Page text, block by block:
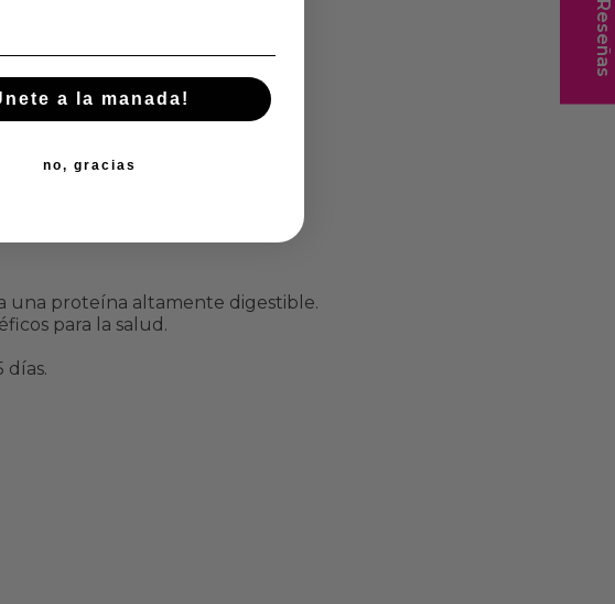
una proteína altamente digestible.
para la salud.
días.
★ Reseñas
a la manada!
no, gracias